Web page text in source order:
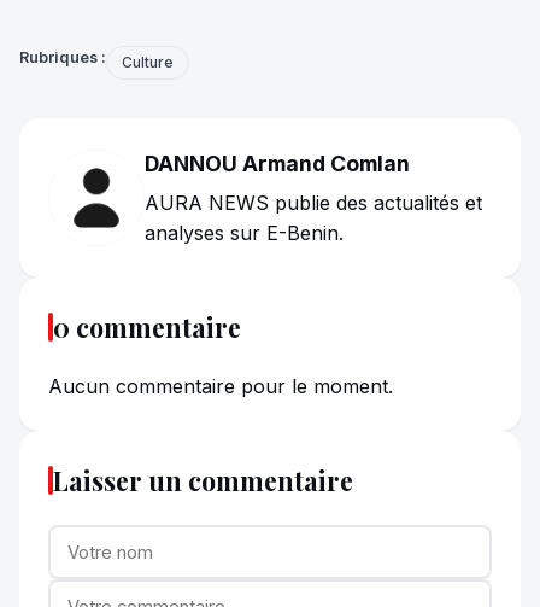
Rubriques : Culture
DANNOU Armand Comlan
AURA NEWS publie des actualités et
analyses sur E-Benin.
0 commentaire
Aucun commentaire pour le moment.
Laisser un commentaire